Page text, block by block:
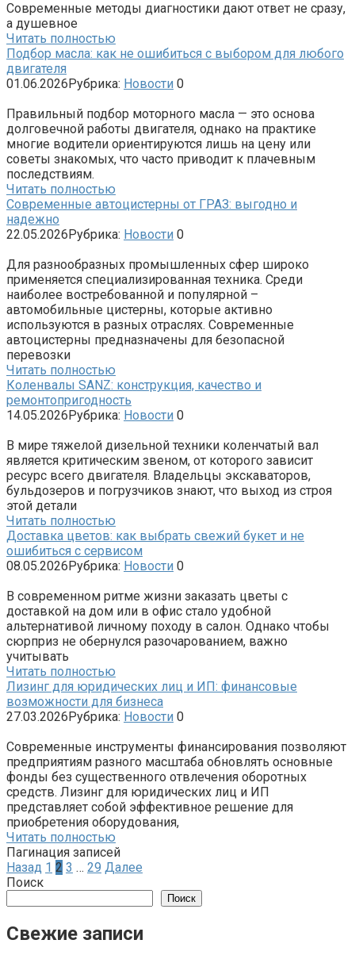
Современные методы диагностики дают ответ не сразу,
а душевное
Читать полностью
Подбор масла: как не ошибиться с выбором для любого
двигателя
01.06.2026Рубрика: Новости 0
Правильный подбор моторного масла — это основа
долговечной работы двигателя, однако на практике
многие водители ориентируются лишь на цену или
советы знакомых, что часто приводит к плачевным
последствиям.
Читать полностью
Современные автоцистерны от ГРАЗ: выгодно и
надежно
22.05.2026Рубрика: Новости 0
Для разнообразных промышленных сфер широко
применяется специализированная техника. Среди
наиболее востребованной и популярной –
автомобильные цистерны, которые активно
используются в разных отраслях. Современные
автоцистерны предназначены для безопасной
перевозки
Читать полностью
Коленвалы SANZ: конструкция, качество и
ремонтопригодность
14.05.2026Рубрика: Новости 0
В мире тяжелой дизельной техники коленчатый вал
является критическим звеном, от которого зависит
ресурс всего двигателя. Владельцы экскаваторов,
бульдозеров и погрузчиков знают, что выход из строя
этой детали
Читать полностью
Доставка цветов: как выбрать свежий букет и не
ошибиться с сервисом
08.05.2026Рубрика: Новости 0
В современном ритме жизни заказать цветы с
доставкой на дом или в офис стало удобной
альтернативой личному походу в салон. Однако чтобы
сюрприз не обернулся разочарованием, важно
учитывать
Читать полностью
Лизинг для юридических лиц и ИП: финансовые
возможности для бизнеса
27.03.2026Рубрика: Новости 0
Современные инструменты финансирования позволяют
предприятиям разного масштаба обновлять основные
фонды без существенного отвлечения оборотных
средств. Лизинг для юридических лиц и ИП
представляет собой эффективное решение для
приобретения оборудования,
Читать полностью
Пагинация записей
Назад 1 2 3 … 29 Далее
Поиск
Поиск
Свежие записи